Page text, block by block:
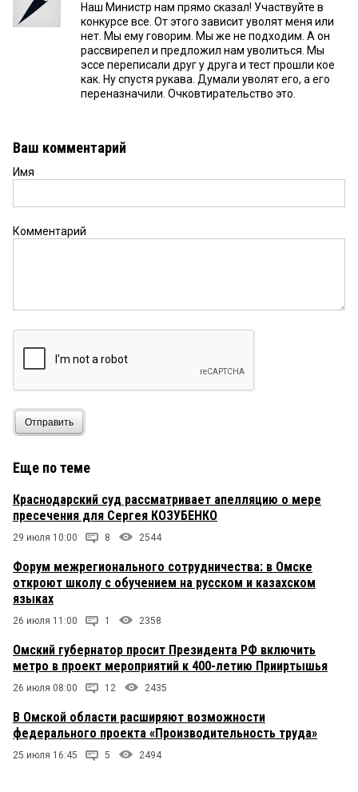
Наш Министр нам прямо сказал! Участвуйте в
конкурсе все. От этого зависит уволят меня или
нет. Мы ему говорим. Мы же не подходим. А он
рассвирепел и предложил нам уволиться. Мы
эссе переписали друг у друга и тест прошли кое
как. Ну спустя рукава. Думали уволят его, а его
переназначили. Очковтирательство это.
Ваш комментарий
Имя
Комментарий
Отправить
Еще по теме
Краснодарский суд рассматривает апелляцию о мере
пресечения для Сергея КОЗУБЕНКО
29 июля 10:00 8 2544
Форум межрегионального сотрудничества: в Омске
откроют школу с обучением на русском и казахском
языках
26 июля 11:00 1 2358
Омский губернатор просит Президента РФ включить
метро в проект мероприятий к 400-летию Прииртышья
26 июля 08:00 12 2435
В Омской области расширяют возможности
федерального проекта «Производительность труда»
25 июля 16:45 5 2494